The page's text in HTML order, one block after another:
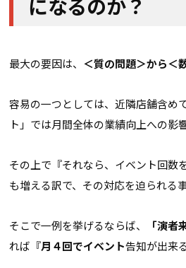
になるのか？
最大の要因は、 ＜質の問題＞から＜
容易の一つとしては、近隣店舗含め
ト」では月間全体の業績向上への影
その上で『それなら、イベント回数
も増える訳で、その対応を迫られる
そこで一例を挙げるならば、 「演者
れば『月４回でイベント告知が出来